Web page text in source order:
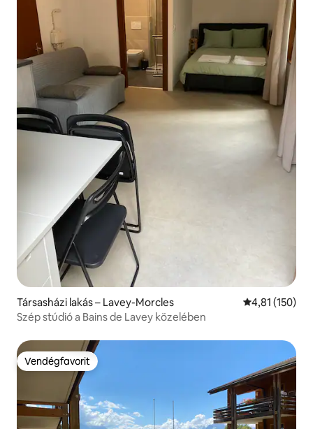
Társasházi lakás – Lavey-Morcles Átlagos
4,81 (150)
Szép stúdió a Bains de Lavey közelében
Vendégfavorit
Vendégfavorit